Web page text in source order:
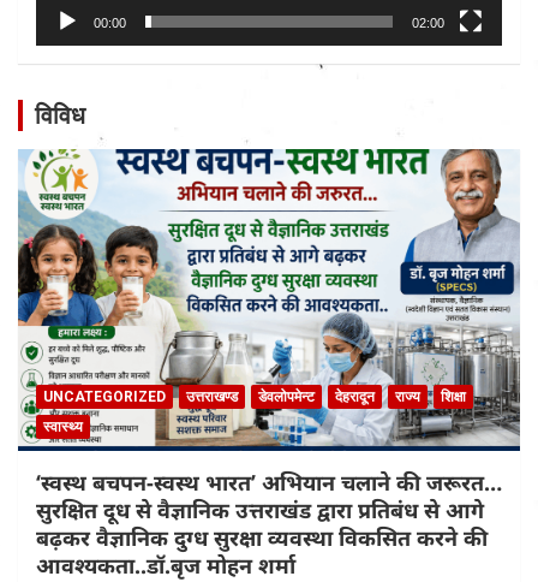
00:00 02:00
विविध
UNCATEGORIZED उत्तराखण्ड डेवलोपमेन्ट देहरादून राज्य
शिक्षा
स्वास्थ्य
‘स्वस्थ बचपन-स्वस्थ भारत’ अभियान चलाने की जरूरत…
सुरक्षित दूध से वैज्ञानिक उत्तराखंड द्वारा प्रतिबंध से आगे
बढ़कर वैज्ञानिक दुग्ध सुरक्षा व्यवस्था विकसित करने की
आवश्यकता..डॉ.बृज मोहन शर्मा